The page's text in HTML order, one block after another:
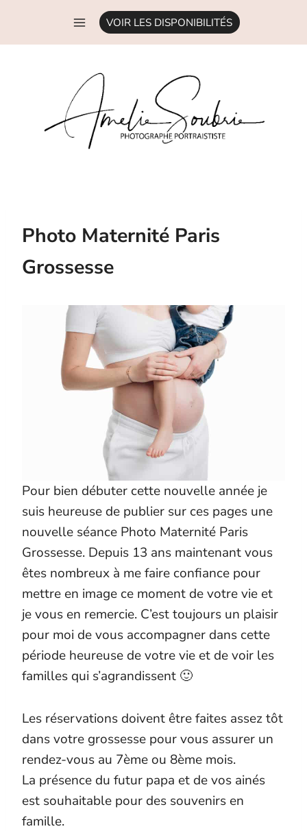
contenu
VOIR LES DISPONIBILITÉS
Photo Maternité Paris
Grossesse
Pour bien débuter cette nouvelle année je
suis heureuse de publier sur ces pages une
nouvelle séance Photo Maternité Paris
Grossesse. Depuis 13 ans maintenant vous
êtes nombreux à me faire confiance pour
mettre en image ce moment de votre vie et
je vous en remercie. C’est toujours un plaisir
pour moi de vous accompagner dans cette
période heureuse de votre vie et de voir les
familles qui s’agrandissent 🙂
Les réservations doivent être faites assez tôt
dans votre grossesse pour vous assurer un
rendez-vous au 7ème ou 8ème mois.
La présence du futur papa et de vos ainés
est souhaitable pour des souvenirs en
famille.